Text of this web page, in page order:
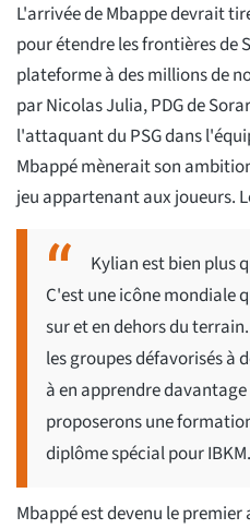
L'arrivée de Mbappe devrait
pour étendre les frontières de
plateforme à des millions de
par Nicolas Julia, PDG de
l'attaquant du PSG dans
Mbappé mènerait son
jeu appartenant aux joueurs.
Kylian est bien plus
C'est une icône mondiale
sur et en dehors du
les groupes défavorisés à
à en apprendre davantage
proposerons une
diplôme spécial pour IBKM.
Mbappé est devenu le